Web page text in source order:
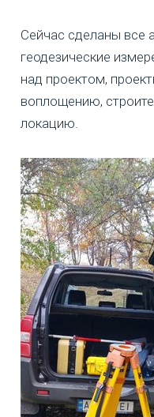
Сейчас сделаны все
геодезические
над проектом,
воплощению,
локацию.